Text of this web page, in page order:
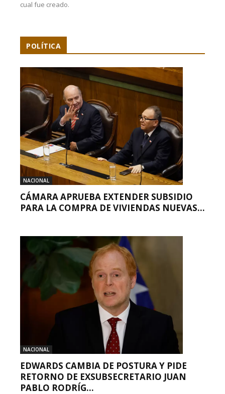
cual fue creado.
POLÍTICA
NACIONAL
CÁMARA APRUEBA EXTENDER SUBSIDIO
PARA LA COMPRA DE VIVIENDAS NUEVAS...
NACIONAL
EDWARDS CAMBIA DE POSTURA Y PIDE
RETORNO DE EXSUBSECRETARIO JUAN
PABLO RODRÍG...